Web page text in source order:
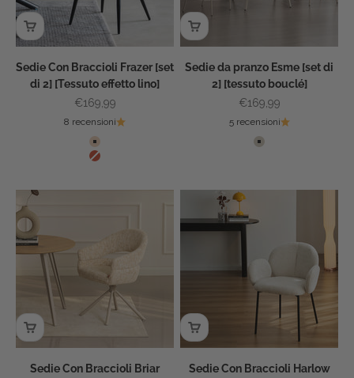
Sedie Con Braccioli Frazer [set
di 2] [Tessuto effetto lino]
Prezzo scontato
€169,99
8 recensioni
Colore
Sabbia
Terracotta
Sedie da pranzo Esme [set di
2] [tessuto bouclé]
Prezzo scontato
€169,99
5 recensioni
Colore
Beige
Sedie Con Braccioli Briar
Sedie Con Braccioli Harlow